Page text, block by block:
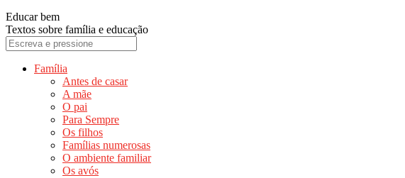
Educar bem
Textos sobre família e educação
Família
Antes de casar
A mãe
O pai
Para Sempre
Os filhos
Famílias numerosas
O ambiente familiar
Os avós